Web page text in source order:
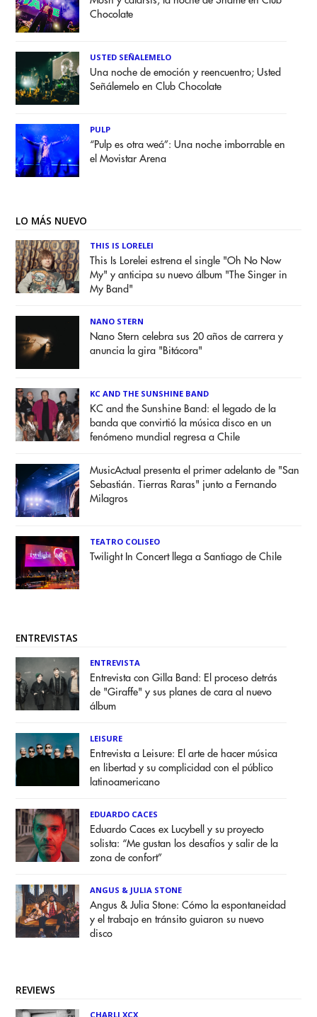
Chocolate
USTED SEÑALEMELO
Una noche de emoción y reencuentro; Usted
Señálemelo en Club Chocolate
PULP
“Pulp es otra weá”: Una noche imborrable en
el Movistar Arena
LO MÁS NUEVO
THIS IS LORELEI
This Is Lorelei estrena el single "Oh No Now
My" y anticipa su nuevo álbum "The Singer in
My Band"
NANO STERN
Nano Stern celebra sus 20 años de carrera y
anuncia la gira "Bitácora"
KC AND THE SUNSHINE BAND
KC and the Sunshine Band: el legado de la
banda que convirtió la música disco en un
fenómeno mundial regresa a Chile
MusicActual presenta el primer adelanto de "San
Sebastián. Tierras Raras" junto a Fernando
Milagros
TEATRO COLISEO
Twilight In Concert llega a Santiago de Chile
ENTREVISTAS
ENTREVISTA
Entrevista con Gilla Band: El proceso detrás
de "Giraffe" y sus planes de cara al nuevo
álbum
LEISURE
Entrevista a Leisure: El arte de hacer música
en libertad y su complicidad con el público
latinoamericano
EDUARDO CACES
Eduardo Caces ex Lucybell y su proyecto
solista: “Me gustan los desafíos y salir de la
zona de confort”
ANGUS & JULIA STONE
Angus & Julia Stone: Cómo la espontaneidad
y el trabajo en tránsito guiaron su nuevo
disco
REVIEWS
CHARLI XCX